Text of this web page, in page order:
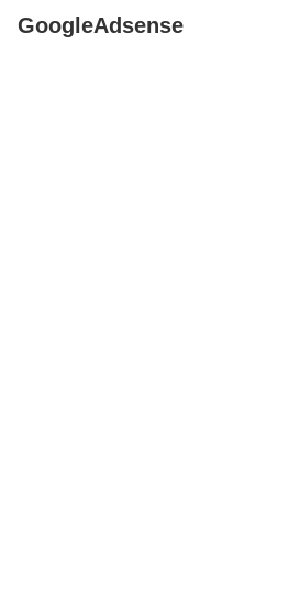
GoogleAdsense